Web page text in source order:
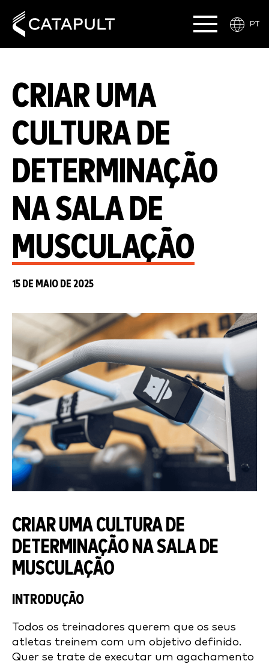
PT
CRIAR UMA
CULTURA DE
DETERMINAÇÃO
NA SALA DE
MUSCULAÇÃO
15 DE MAIO DE 2025
CRIAR UMA CULTURA DE
DETERMINAÇÃO NA SALA DE
MUSCULAÇÃO
INTRODUÇÃO
Todos os treinadores querem que os seus
atletas treinem com um objetivo definido.
Quer se trate de executar um agachamento